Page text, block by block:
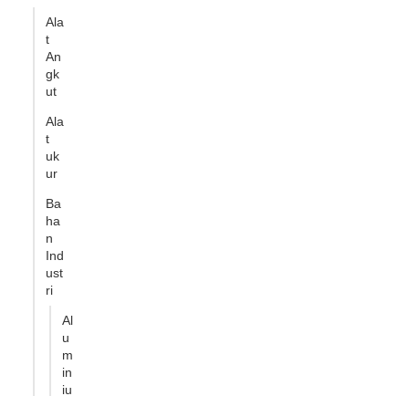
Ala
t
An
gk
ut
Ala
t
uk
ur
Ba
ha
n
Ind
ust
ri
Al
u
m
in
iu